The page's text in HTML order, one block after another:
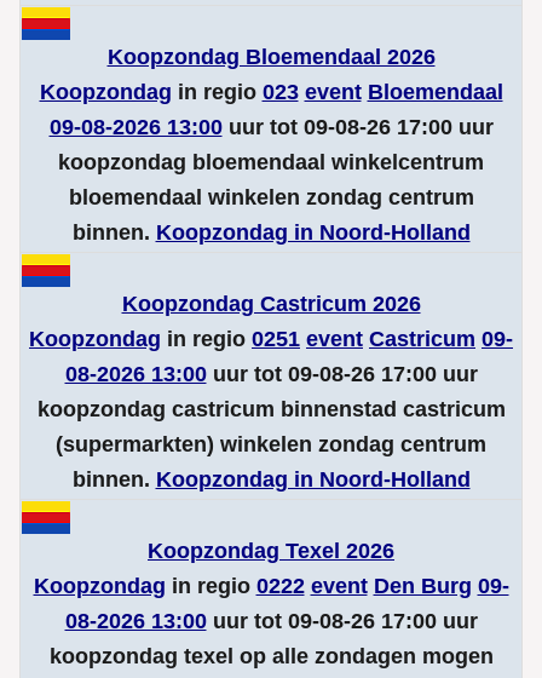
Koopzondag Bloemendaal 2026
Koopzondag in regio 023 event Bloemendaal
09-08-2026 13:00uur tot 09-08-26 17:00 uur
koopzondag bloemendaal winkelcentrum
bloemendaal winkelen zondag centrum
binnen. Koopzondag in Noord-Holland
Koopzondag Castricum 2026
Koopzondag in regio 0251 event Castricum 09-
08-2026 13:00uur tot 09-08-26 17:00 uur
koopzondag castricum binnenstad castricum
(supermarkten) winkelen zondag centrum
binnen. Koopzondag in Noord-Holland
Koopzondag Texel 2026
Koopzondag in regio 0222 event Den Burg 09-
08-2026 13:00uur tot 09-08-26 17:00 uur
koopzondag texel op alle zondagen mogen